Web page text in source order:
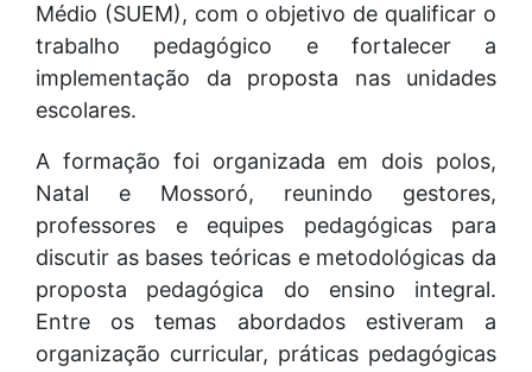
Médio (SUEM), com o objetivo de qualificar o
trabalho pedagógico e fortalecer a
implementação da proposta nas unidades
escolares.
A formação foi organizada em dois polos,
Natal e Mossoró, reunindo gestores,
professores e equipes pedagógicas para
discutir as bases teóricas e metodológicas da
proposta pedagógica do ensino integral.
Entre os temas abordados estiveram a
organização curricular, práticas pedagógicas